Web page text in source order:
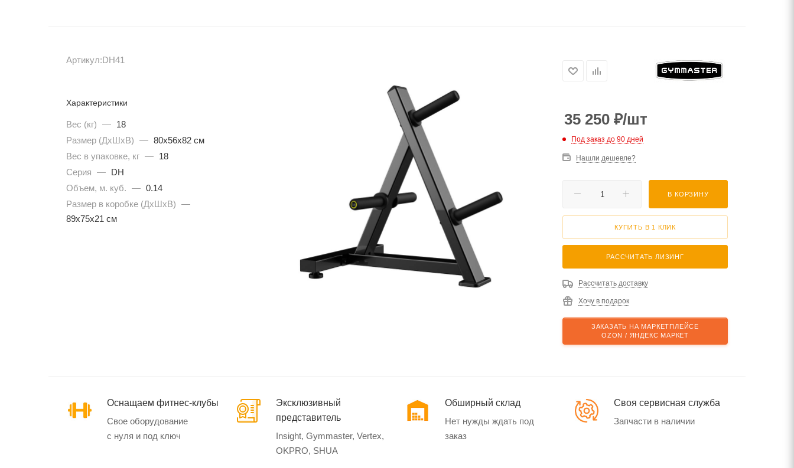
Беговые дорожки
Электрические
Механические
Артикул:DH41
Характеристики
Вес (кг) — 18
Размер (ДхШхВ) — 80x56x82 см
Вес в упаковке, кг — 18
Серия — DH
Объем, м. куб. — 0.14
Размер в коробке (ДхШхВ) —
89х75х21 см
35 250 ₽/шт
Под заказ до 90 дней
Нашли дешевле?
В КОРЗИНУ
КУПИТЬ В 1 КЛИК
РАССЧИТАТЬ ЛИЗИНГ
Рассчитать доставку
Хочу в подарок
ЗАКАЗАТЬ НА МАРКЕТПЛЕЙСЕ
OZON / ЯНДЕКС МАРКЕТ
Оснащаем фитнес-клубы
Свое оборудование
с нуля и под ключ
Эксклюзивный
представитель
Insight, Gymmaster, Vertex,
OKPRO, SHUA
Обширный склад
Нет нужды ждать под
заказ
Своя сервисная служба
Запчасти в наличии